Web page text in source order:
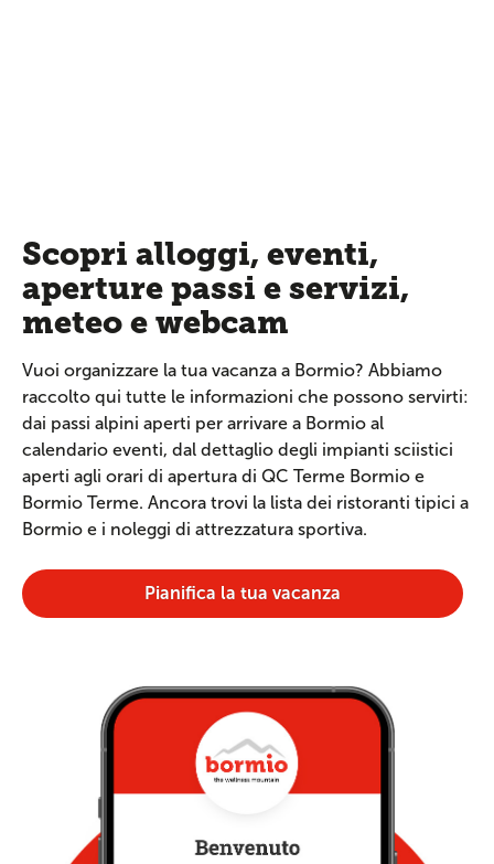
Scopri alloggi, eventi,
aperture passi e servizi,
meteo e webcam
Vuoi organizzare la tua vacanza a Bormio? Abbiamo
raccolto qui tutte le informazioni che possono servirti:
dai passi alpini aperti per arrivare a Bormio al
calendario eventi, dal dettaglio degli impianti sciistici
aperti agli orari di apertura di QC Terme Bormio e
Bormio Terme. Ancora trovi la lista dei ristoranti tipici a
Bormio e i noleggi di attrezzatura sportiva.
Pianifica la tua vacanza